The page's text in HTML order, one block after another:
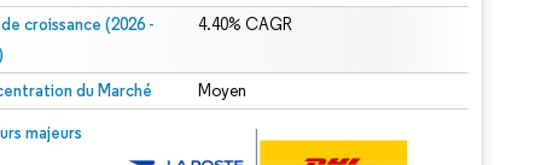
croissance (2026 -
4.40% CAGR
du Marché Moyen
majeurs
© Mordor Intelligence. La réutilisation nécessite une attribution sous CC BY 4.0.